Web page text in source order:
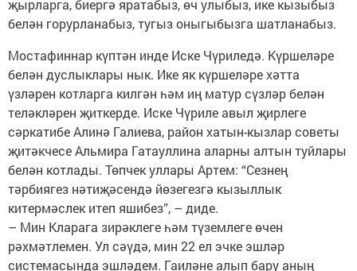
җырларга, биергә яратабыз, өч улыбыз, ике кызыбыз
белән горурланабыз, тугыз оныгыбызга шатланабыз.
Мостафиннар күптән инде Иске Чүриледә. Күршеләре
белән дуслыклары нык. Ике як күршеләре хәтта
үзләрен котларга килгән һәм иң матур сүзләр белән
теләкләрен җиткерде. Иске Чүриле авыл җирлеге
сәркатибе Алинә Галиева, район хатын-кызлар советы
җитәкчесе Альмира Гатауллина аларны алтын туйлары
белән котлады. Төпчек уллары Артем: “Сезнең
тәрбиягез нәтиҗәсендә йөзегезгә кызыллык
китермәслек итеп яшибез”, – диде.
– Мин Кларага зирәклеге һәм түземлеге өчен
рәхмәтлемен. Ул сәүдә, мин 22 ел эчке эшләр
системасында эшләдем. Гаиләне алып бару аның